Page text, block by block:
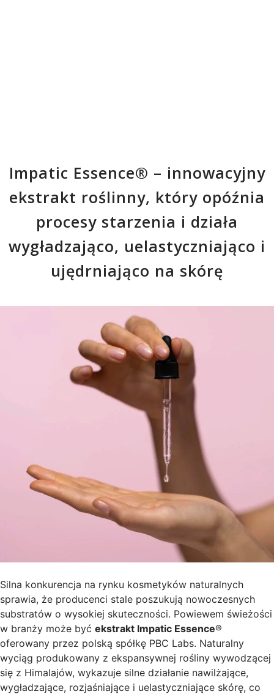
Impatic Essence® – innowacyjny
ekstrakt roślinny, który opóźnia
procesy starzenia i działa
wygładzająco, uelastyczniająco i
ujędrniająco na skórę
Silna konkurencja na rynku kosmetyków naturalnych
sprawia, że producenci stale poszukują nowoczesnych
substratów o wysokiej skuteczności. Powiewem świeżości
w branży może być ekstrakt Impatic Essence®
oferowany przez polską spółkę PBC Labs. Naturalny
wyciąg produkowany z ekspansywnej rośliny wywodzącej
się z Himalajów, wykazuje silne działanie nawilżające,
wygładzające, rozjaśniające i uelastyczniające skórę, co